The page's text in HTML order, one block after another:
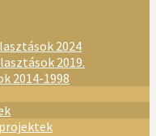
2024
2019.
2014-1998